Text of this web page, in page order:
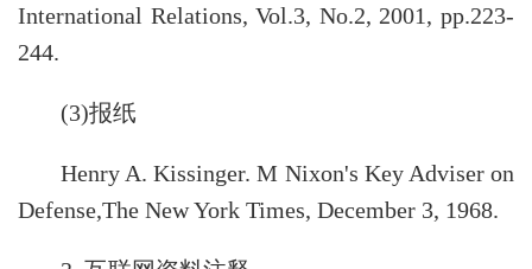
International Relations, Vol.3, No.2, 2001, pp.223-
244.
(3)报纸
Henry A. Kissinger. M Nixon's Key Adviser on
Defense,The New York Times, December 3, 1968.